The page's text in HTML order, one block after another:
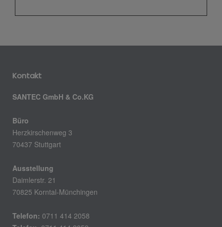
Kontakt
SANTEC GmbH & Co.KG
Büro
Herzkirschenweg 3
70437 Stuttgart
Ausstellung
Daimlerstr. 21
70825 Korntal-Münchingen
Telefon: 0711 414 2058